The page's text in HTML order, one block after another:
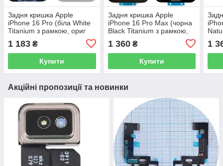
Задня кришка Apple
iPhone 16 Pro (біла White
Titanium з рамкою, ориг
склом камер та магнітом)
1 183 ₴
Купити
Задня кришка Apple
iPhone 16 Pro Max (чорна
Black Titanium з рамкою,
склом камер та магнітом)
1 360₴
Купити
1
Акційні пропозиції та новинки